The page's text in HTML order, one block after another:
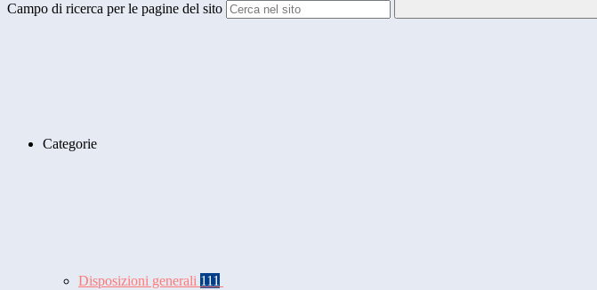
Campo di ricerca per le pagine del sito
Categorie
Disposizioni generali 111